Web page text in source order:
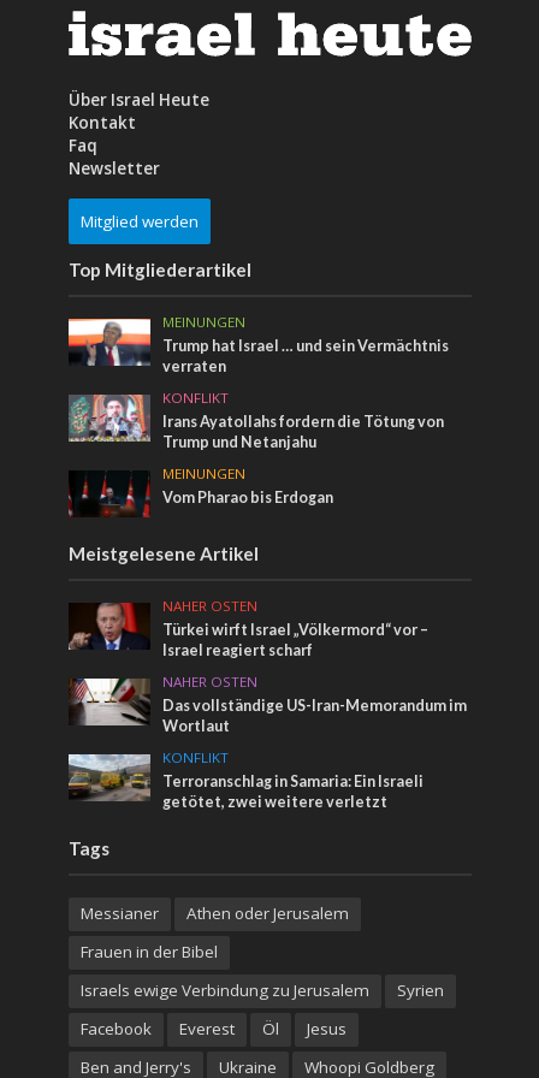
Über Israel Heute
Kontakt
Faq
Newsletter
Mitglied werden
Top Mitgliederartikel
MEINUNGEN
Trump hat Israel … und sein Vermächtnis
verraten
KONFLIKT
Irans Ayatollahs fordern die Tötung von
Trump und Netanjahu
MEINUNGEN
Vom Pharao bis Erdogan
Meistgelesene Artikel
NAHER OSTEN
Türkei wirft Israel „Völkermord“ vor –
Israel reagiert scharf
NAHER OSTEN
Das vollständige US-Iran-Memorandum im
Wortlaut
KONFLIKT
Terroranschlag in Samaria: Ein Israeli
getötet, zwei weitere verletzt
Tags
Messianer
Athen oder Jerusalem
Frauen in der Bibel
Israels ewige Verbindung zu Jerusalem
Syrien
Facebook
Everest Öl
Jesus
Ben and Jerry's
Ukraine Whoopi Goldberg